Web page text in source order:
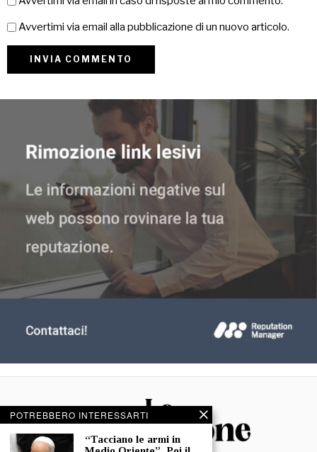
Avvertimi via email alla pubblicazione di un nuovo articolo.
POTREBBERO INTERESSARTI
“Tacciano le armi in